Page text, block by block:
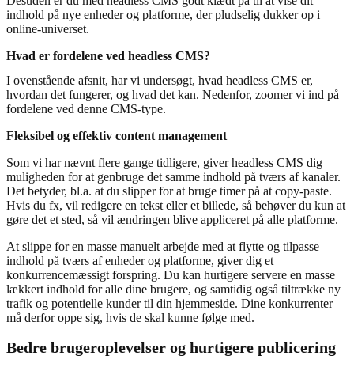
indhold på nye enheder og platforme, der pludselig dukker op i
online-universet.
Hvad er fordelene ved headless CMS?
I ovenstående afsnit, har vi undersøgt, hvad headless CMS er,
hvordan det fungerer, og hvad det kan. Nedenfor, zoomer vi ind på
fordelene ved denne CMS-type.
Fleksibel og effektiv content management
Som vi har nævnt flere gange tidligere, giver headless CMS dig
muligheden for at genbruge det samme indhold på tværs af kanaler.
Det betyder, bl.a. at du slipper for at bruge timer på at copy-paste.
Hvis du fx, vil redigere en tekst eller et billede, så behøver du kun at
gøre det et sted, så vil ændringen blive appliceret på alle platforme.
At slippe for en masse manuelt arbejde med at flytte og tilpasse
indhold på tværs af enheder og platforme, giver dig et
konkurrencemæssigt forspring. Du kan hurtigere servere en masse
lækkert indhold for alle dine brugere, og samtidig også tiltrække ny
trafik og potentielle kunder til din hjemmeside. Dine konkurrenter
må derfor oppe sig, hvis de skal kunne følge med.
Bedre brugeroplevelser og hurtigere publicering